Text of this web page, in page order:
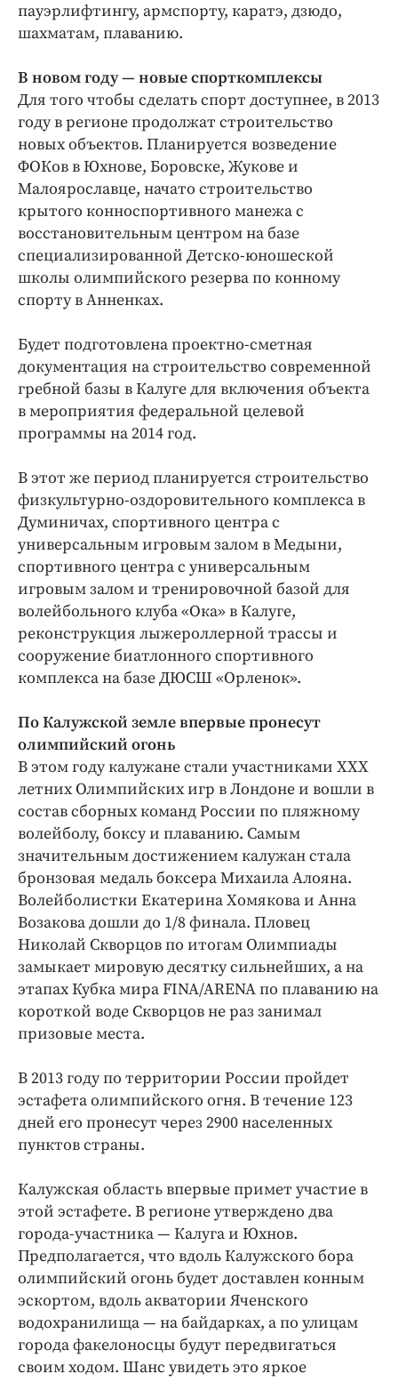
пауэрлифтингу, армспорту, каратэ, дзюдо,
шахматам, плаванию.
В новом году — новые спорткомплексы
Для того чтобы сделать спорт доступнее, в 2013
году в регионе продолжат строительство
новых объектов. Планируется возведение
ФОКов в Юхнове, Боровске, Жукове и
Малоярославце, начато строительство
крытого конноспортивного манежа с
восстановительным центром на базе
специализированной Детско-юношеской
школы олимпийского резерва по конному
спорту в Анненках.
Будет подготовлена проектно-сметная
документация на строительство современной
гребной базы в Калуге для включения объекта
в мероприятия федеральной целевой
программы на 2014 год.
В этот же период планируется строительство
физкультурно-оздоровительного комплекса в
Думиничах, спортивного центра с
универсальным игровым залом в Медыни,
спортивного центра с универсальным
игровым залом и тренировочной базой для
волейбольного клуба «Ока» в Калуге,
реконструкция лыжероллерной трассы и
сооружение биатлонного спортивного
комплекса на базе ДЮСШ «Орленок».
По Калужской земле впервые пронесут
олимпийский огонь
В этом году калужане стали участниками ХХХ
летних Олимпийских игр в Лондоне и вошли в
состав сборных команд России по пляжному
волейболу, боксу и плаванию. Самым
значительным достижением калужан стала
бронзовая медаль боксера Михаила Алояна.
Волейболистки Екатерина Хомякова и Анна
Возакова дошли до 1/8 финала. Пловец
Николай Скворцов по итогам Олимпиады
замыкает мировую десятку сильнейших, а на
этапах Кубка мира FINA/ARENA по плаванию на
короткой воде Скворцов не раз занимал
призовые места.
В 2013 году по территории России пройдет
эстафета олимпийского огня. В течение 123
дней его пронесут через 2900 населенных
пунктов страны.
Калужская область впервые примет участие в
этой эстафете. В регионе утверждено два
города-участника — Калуга и Юхнов.
Предполагается, что вдоль Калужского бора
олимпийский огонь будет доставлен конным
эскортом, вдоль акватории Яченского
водохранилища — на байдарках, а по улицам
города факелоносцы будут передвигаться
своим ходом. Шанс увидеть это яркое